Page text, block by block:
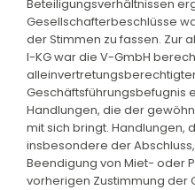
Beteiligungsverhältnissen
Gesellschafterbeschlüsse
der Stimmen zu fassen. Zur
I-KG war die V-GmbH
Geschäftsführungsbefugnis
Handlungen, die der
mit sich bringt. Handlungen,
insbesondere der
Beendigung von Miet- oder
vorherigen Zustimmung der